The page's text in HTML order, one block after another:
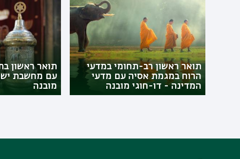
תואר ראשון רב-תחומי במדעי
הרוח במגמת אסיה עם מדעי
המדינה - דו-חוגי מובנה
תואר ראשון
עם מחשבת
מובנה